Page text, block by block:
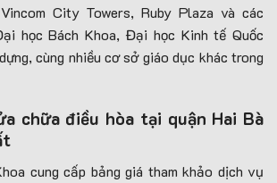
City Towers, Ruby Plaza và các
học Bách Khoa, Đại học Kinh tế Quốc
cùng nhiều cơ sở giáo dục khác trong
chữa điều hòa tại quận Hai Bà
cung cấp bảng giá tham khảo dịch vụ